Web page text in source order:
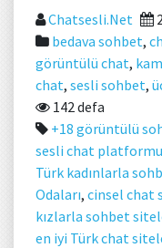
Chatsesli.Net
bedava sohbet,
görüntülü chat,
chat, sesli sohbet,
142 defa
+18 görüntülü
sesli chat platformu
Türk kadınlarla
Odaları, cinsel chat
kızlarla sohbet
en iyi Türk chat